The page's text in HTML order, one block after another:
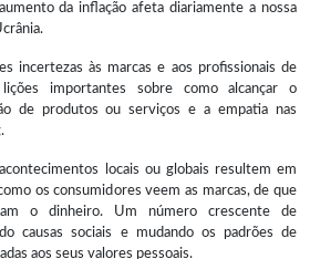
da inflação afeta diariamente a nossa
incertezas às marcas e aos profissionais de
importantes sobre como alcançar o
de produtos ou serviços e a empatia nas
locais ou globais resultem em
os consumidores veem as marcas, de que
o dinheiro. Um número crescente de
causas sociais e mudando os padrões de
aos seus valores pessoais.